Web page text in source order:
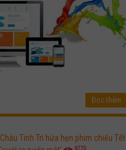
Đọc thêm
Châu Tinh Trì hứa hẹn phim chiếu Tết
6770